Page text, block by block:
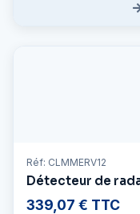
Réf: CLMMERV12
Détecteur de
339,07 € TTC